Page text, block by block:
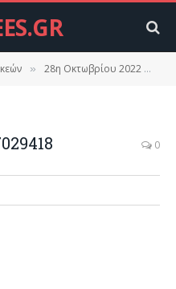
» 28η Οκτωβρίου 2022 στις Κροκεές.
0